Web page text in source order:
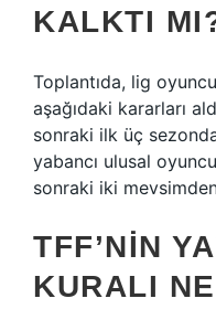
KALKTI
Toplantıda, lig
aşağıdaki kararları
sonraki ilk üç
yabancı ulusal
sonraki iki mevsimden
TFF’NIN
KURALI